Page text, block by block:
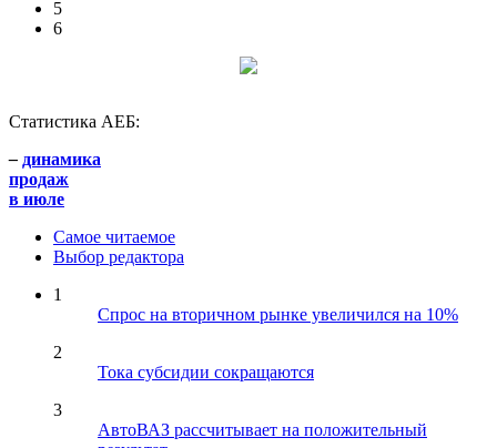
5
6
Статистика АЕБ:
– динамика
продаж
в июле
Самое читаемое
Выбор редактора
1
Спрос на вторичном рынке увеличился на 10%
2
Тока субсидии сокращаются
3
АвтоВАЗ рассчитывает на положительный